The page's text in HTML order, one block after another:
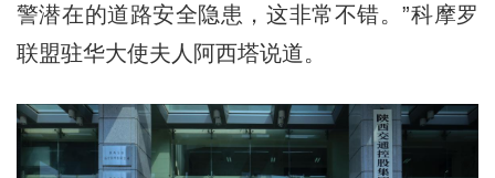
警潜在的道路安全隐患，这非常不错。”科摩罗
联盟驻华大使夫人阿西塔说道。